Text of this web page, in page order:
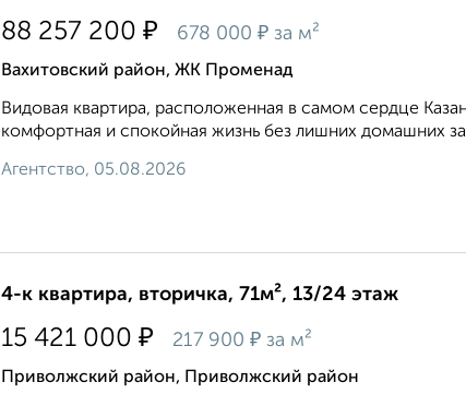
88 257 200 ₽ 678 000 ₽ за м²
Вахитовский район, ЖК Променад
Видовая квартира, расположенная в самом сердце
комфортная и спокойная жизнь без лишних домашних
Агентство, 05.08.2026
4-к квартира, вторичка, 71м², 13/24 этаж
15 421 000 ₽ 217 900 ₽ за м²
Приволжский район, Приволжский район